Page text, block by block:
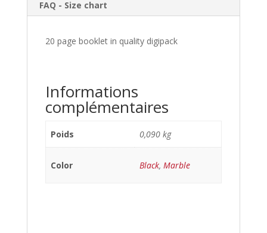
FAQ - Size chart
20 page booklet in quality digipack
Informations
complémentaires
Poids 0,090 kg
Color Black, Marble